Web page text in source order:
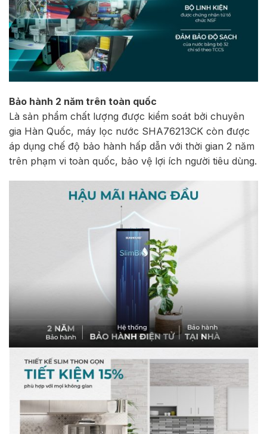
Bảo hành 2 năm trên toàn quốc
Là sản phẩm chất lượng được kiểm soát bởi chuyên
gia Hàn Quốc, máy lọc nước SHA76213CK còn được
áp dụng chế độ bảo hành hấp dẫn với thời gian 2 năm
trên phạm vi toàn quốc, bảo vệ lợi ích người tiêu dùng.